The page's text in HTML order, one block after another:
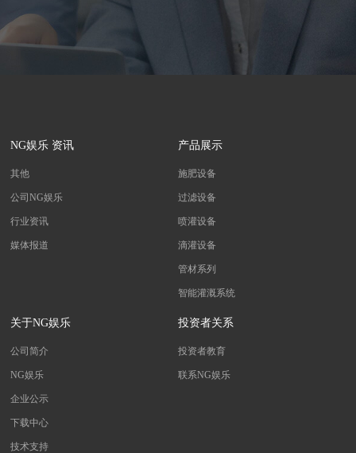
NG娱乐 资讯
其他
公司NG娱乐
行业资讯
媒体报道
产品展示
施肥设备
过滤设备
喷灌设备
滴灌设备
管材系列
智能灌溉系统
关于NG娱乐
公司简介
NG娱乐
企业公示
下载中心
技术支持
投资者关系
投资者教育
联系NG娱乐